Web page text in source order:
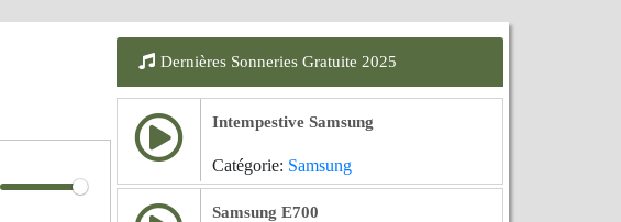
Volume
Dernières Sonneries Gratuite 2025
Intempestive Samsung
Catégorie: Samsung
Samsung E700